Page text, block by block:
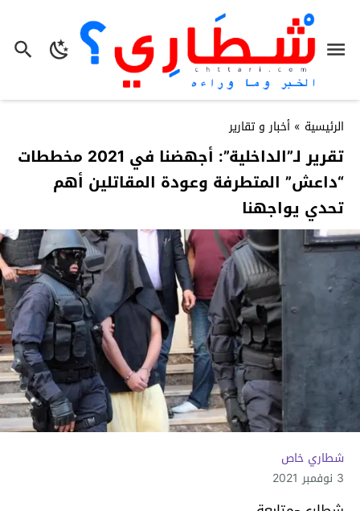
الرئيسية » أخبار و تقارير
تقرير لـ”الداخلية”: أجهضنا في 2021 مخططات
“داعش” المتطرفة وعودة المقاتلين أهم
تحدي يواجهنا
شطاري خاص
3 نوفمبر 2021